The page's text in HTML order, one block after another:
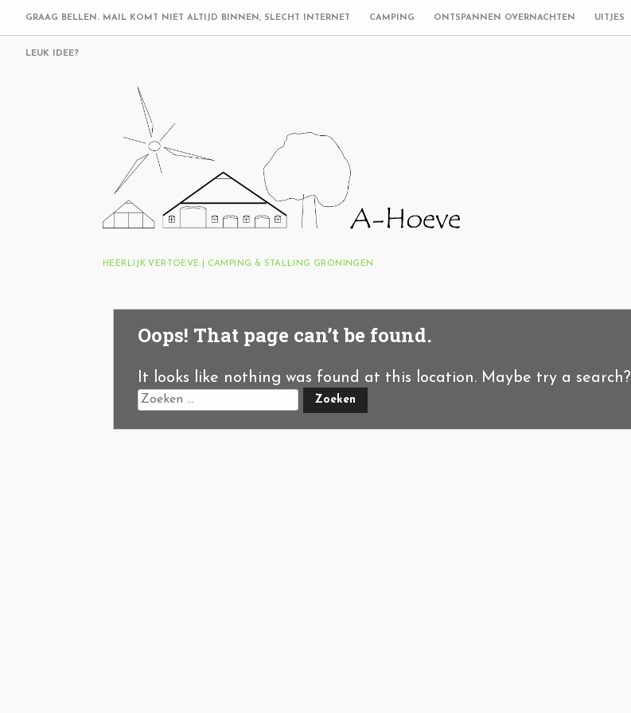
GRAAG BELLEN. MAIL KOMT NIET ALTIJD BINNEN, SLECHT INTERNET CAMPING ONTSPANNEN OVERNACHTEN UITJES
LEUK IDEE?
HEERLIJK VERTOEVE | CAMPING & STALLING GRONINGEN
Oops! That page can’t be found.
It looks like nothing was found at this location. Maybe try a search?